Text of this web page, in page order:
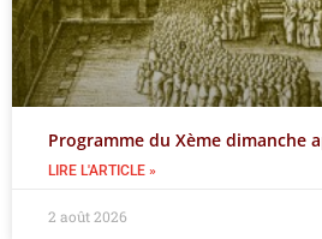
Programme du Xème dimanche
LIRE L'ARTICLE »
2 août 2026